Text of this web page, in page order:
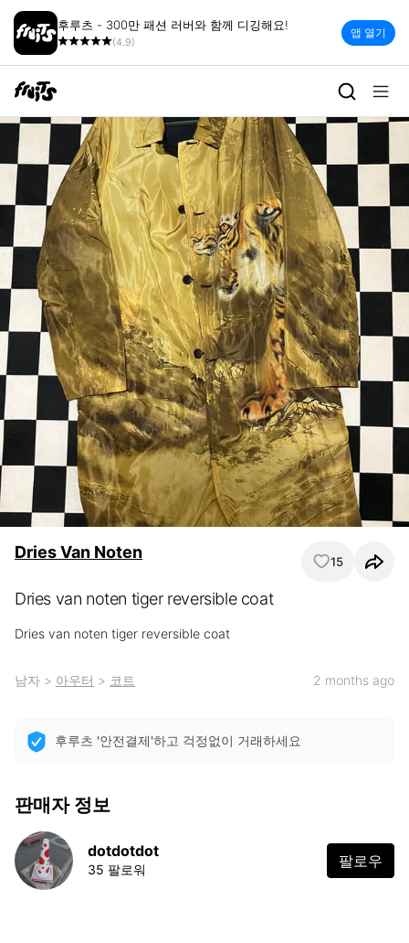
후루츠 - 300만 패션 러버와 함께 디깅해요!
(4.9)
앱 열기
Dries Van Noten 15
Dries van noten tiger reversible coat
Dries van noten tiger reversible coat
남자 > 아우터 > 코트 2 months ago
후루츠 '안전결제'하고 걱정없이 거래하세요
판매자 정보
dotdotdot
35 팔로워 팔로우